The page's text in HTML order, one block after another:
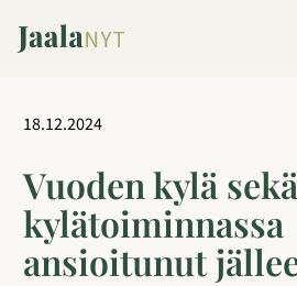
sisältöön
18.12.2024
Vuoden kylä sekä
kylätoiminnassa
ansioitunut